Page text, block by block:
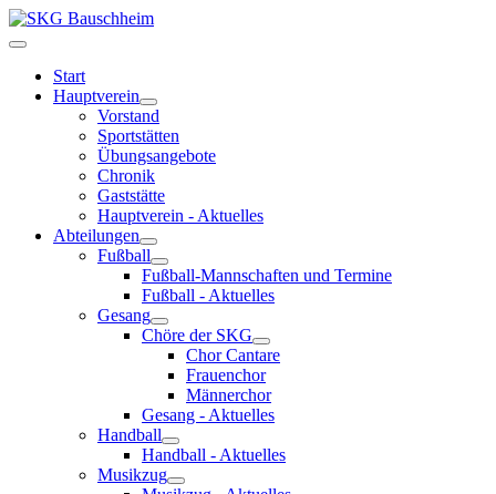
Start
Hauptverein
Vorstand
Sportstätten
Übungsangebote
Chronik
Gaststätte
Hauptverein - Aktuelles
Abteilungen
Fußball
Fußball-Mannschaften und Termine
Fußball - Aktuelles
Gesang
Chöre der SKG
Chor Cantare
Frauenchor
Männerchor
Gesang - Aktuelles
Handball
Handball - Aktuelles
Musikzug